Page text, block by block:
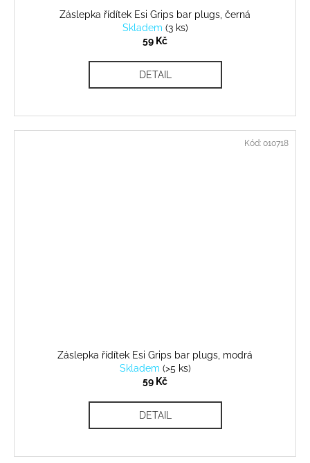
Záslepka řídítek Esi Grips bar plugs, černá
Skladem (3 ks)
59 Kč
DETAIL
Záslepka řídítek Esi Grips bar plugs, modrá
Skladem (>5 ks)
59 Kč
DETAIL
Kód: 010718